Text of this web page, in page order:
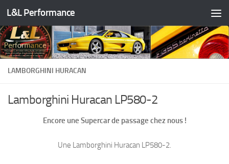
Skip to content
L&L Performance
LAMBORGHINI HURACAN
Lamborghini Huracan LP580-2
Encore une Supercar de passage chez nous !
Une Lamborghini Huracan LP580-2.